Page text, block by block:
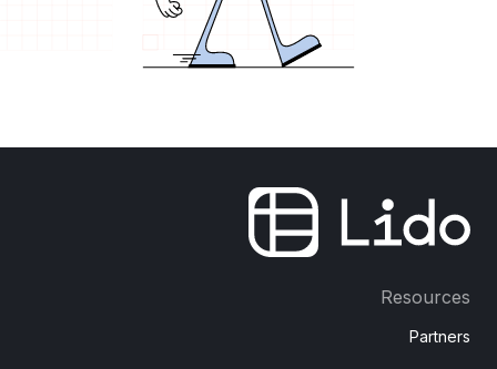
Resources
Partners